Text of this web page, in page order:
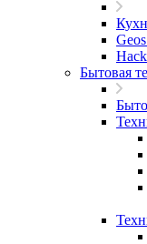
Бытовая